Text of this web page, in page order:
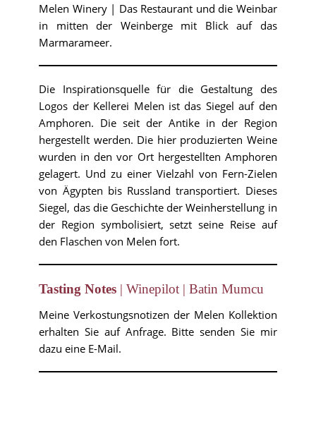
Melen Winery | Das Restaurant und die Weinbar
in mitten der Weinberge mit Blick auf das
Marmarameer.
Die Inspirationsquelle für die Gestaltung des
Logos der Kellerei Melen ist das Siegel auf den
Amphoren. Die seit der Antike in der Region
hergestellt werden. Die hier produzierten Weine
wurden in den vor Ort hergestellten Amphoren
gelagert. Und zu einer Vielzahl von Fern-Zielen
von Ägypten bis Russland transportiert. Dieses
Siegel, das die Geschichte der Weinherstellung in
der Region symbolisiert, setzt seine Reise auf
den Flaschen von Melen fort.
Tasting Notes | Winepilot | Batin Mumcu
Meine Verkostungsnotizen der Melen Kollektion
erhalten Sie auf Anfrage. Bitte senden Sie mir
dazu eine E-Mail.